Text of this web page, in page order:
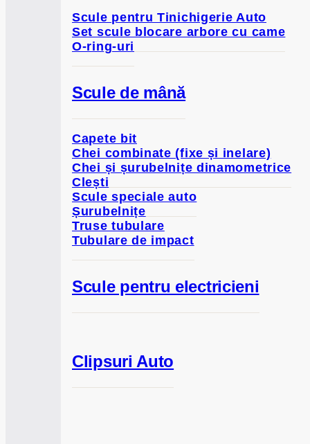
Scule pentru Tinichigerie Auto
Set scule blocare arbore cu came
O-ring-uri
Scule de mână
Capete bit
Chei combinate (fixe și inelare)
Chei și șurubelnițe dinamometrice
Clești
Scule speciale auto
Șurubelnițe
Truse tubulare
Tubulare de impact
Scule pentru electricieni
Clipsuri Auto